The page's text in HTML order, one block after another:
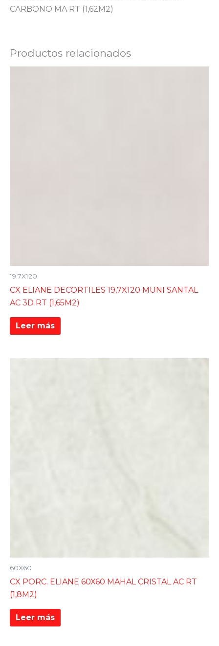
CARBONO MA RT (1,62M2)
Productos relacionados
19.7X120
CX ELIANE DECORTILES 19,7X120 MUNI SANTAL
AC 3D RT (1,65M2)
Leer más
60X60
CX PORC. ELIANE 60X60 MAHAL CRISTAL AC RT
(1,8M2)
Leer más